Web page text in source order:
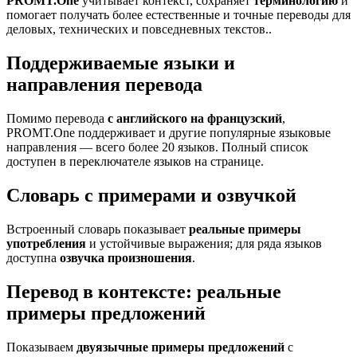
помогает получать более естественные и точные переводы для
деловых, технических и повседневных текстов..
Поддерживаемые языки и
направления перевода
Помимо перевода с английского на французский,
PROMT.One поддерживает и другие популярные языковые
направления — всего более 20 языков. Полный список
доступен в переключателе языков на странице.
Словарь с примерами и озвучкой
Встроенный словарь показывает реальные примеры
употребления и устойчивые выражения; для ряда языков
доступна озвучка произношения.
Перевод в контексте: реальные
примеры предложений
Показываем двуязычные примеры предложений с